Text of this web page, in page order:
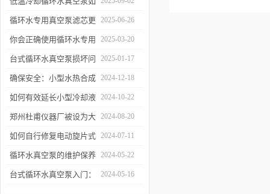
何提升制冷与真空效率？
循环水专用真空泵滤芯更
换周期：基于水质污染度
的判断方法
2025-06-26
你会正确使用循环水专用
真空泵吗？
2025-03-20
台式循环水真空泵损坏问
题诊断与预防措施
2025-01-17
确保安全：小型水热合成
反应釜的操作与维护建议
2024-12-18
如何有效延长小型冷却液
水循环泵的使用寿命？
2024-10-22
郑州杜甫仪器厂被设为大
学生实习就业基地
2024-08-20
如何自行修复电动旋片式
真空泵无法启动的问题
2024-07-11
循环水真空泵的维护保养
与故障排除指南
2024-05-22
台式循环水真空泵入门： 2024-05-16